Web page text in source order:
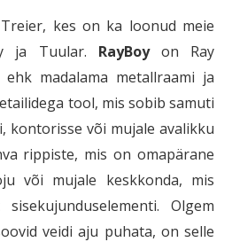
kes on ka loonud meie
ja Tuular. RayBoy on Ray
madalama metallraami ja
tool, mis sobib samuti
kontorisse või mujale avalikku
rippiste, mis on omapärane
või mujale keskkonda, mis
Olgem
veidi aju puhata, on selle